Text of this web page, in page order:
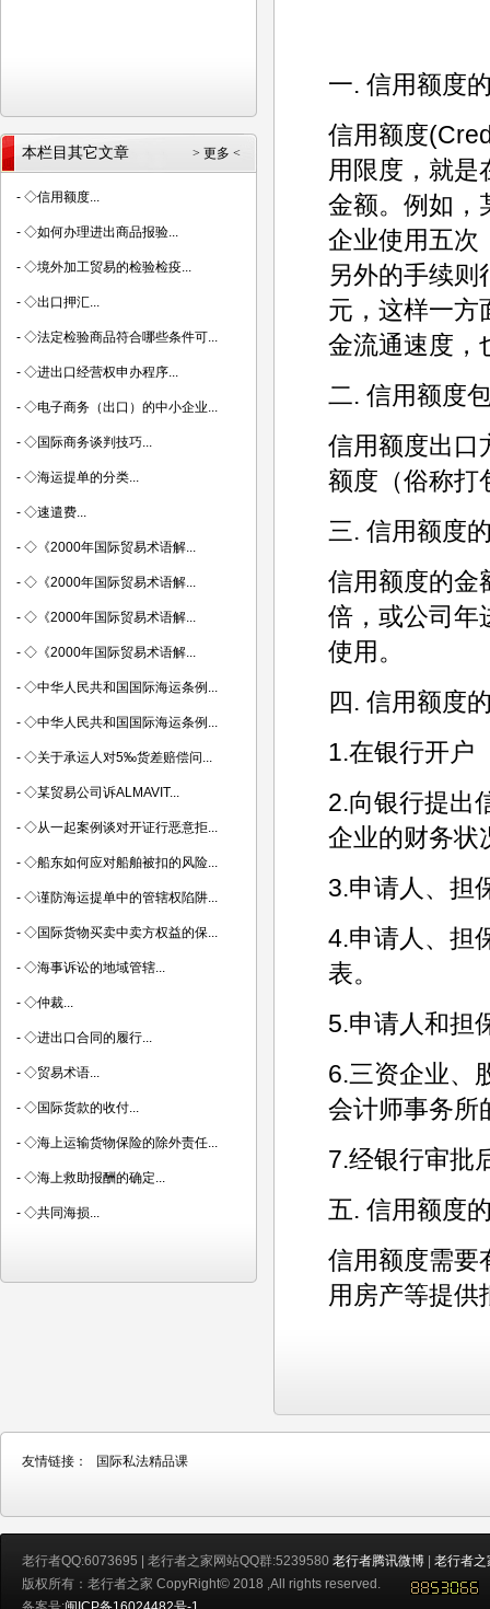
一. 信用额度
信用额度
用限度，就是
金额。例如，
企业使用五次
另外的手续
元，这样一方
金流通速度，
二. 信用额度
信用额度出口
额度（俗称打
三. 信用额度
信用额度的金
倍，或公司年
使用。
四. 信用额度
1.在银行开户
2.向银行提出
企业的财务状
3.申请人、担
4.申请人、担
表。
5.申请人和担
6.三资企业、
会计师事务所
7.经银行审批
五. 信用额度
信用额度需要
用房产等提供
> 更多 <
本栏目其它文章
- ◇信用额度...
- ◇如何办理进出商品报验...
- ◇境外加工贸易的检验检疫...
- ◇出口押汇...
- ◇法定检验商品符合哪些条件可...
- ◇进出口经营权申办程序...
- ◇电子商务（出口）的中小企业...
- ◇国际商务谈判技巧...
- ◇海运提单的分类...
- ◇速遣费...
- ◇《2000年国际贸易术语解...
- ◇《2000年国际贸易术语解...
- ◇《2000年国际贸易术语解...
- ◇《2000年国际贸易术语解...
- ◇中华人民共和国国际海运条例...
- ◇中华人民共和国国际海运条例...
- ◇关于承运人对5‰货差赔偿问...
- ◇某贸易公司诉ALMAVIT...
- ◇从一起案例谈对开证行恶意拒...
- ◇船东如何应对船舶被扣的风险...
- ◇谨防海运提单中的管辖权陷阱...
- ◇国际货物买卖中卖方权益的保...
- ◇海事诉讼的地域管辖...
- ◇仲裁...
- ◇进出口合同的履行...
- ◇贸易术语...
- ◇国际货款的收付...
- ◇海上运输货物保险的除外责任...
- ◇海上救助报酬的确定...
- ◇共同海损...
友情链接： 国际私法精品课
老行者QQ:6073695 | 老行者之家网站QQ群:5239580 老行者腾讯微博 | 老行者之
版权所有：老行者之家 CopyRight© 2018 ,All rights reserved.